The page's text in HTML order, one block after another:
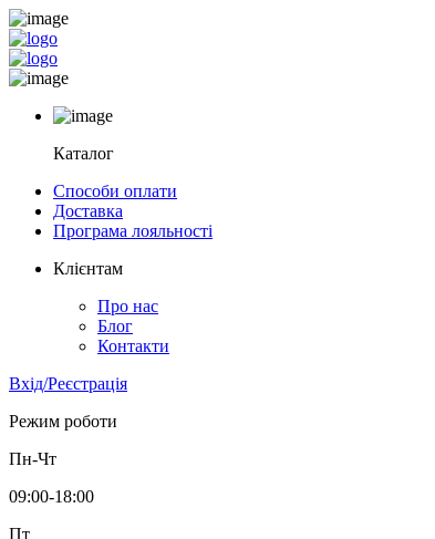
Каталог
Способи оплати
Доставка
Програма лояльності
Клієнтам
Про нас
Блог
Контакти
Вхід/Реєстрація
Режим роботи
Пн-Чт
09:00-18:00
Пт